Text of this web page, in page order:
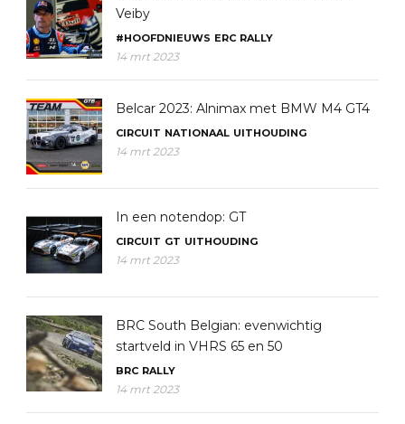
Veiby
#HOOFDNIEUWS ERC RALLY
14 mrt 2023
Belcar 2023: Alnimax met BMW M4 GT4
CIRCUIT NATIONAAL UITHOUDING
14 mrt 2023
In een notendop: GT
CIRCUIT GT UITHOUDING
14 mrt 2023
BRC South Belgian: evenwichtig
startveld in VHRS 65 en 50
BRC RALLY
14 mrt 2023